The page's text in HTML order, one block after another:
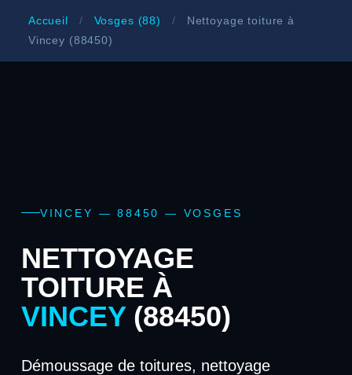
Accueil / Vosges (88) /
Nettoyage toiture à
Vincey (88450)
VINCEY — 88450 — VOSGES
NETTOYAGE
TOITURE À
VINCEY(88450)
Démoussage de toitures, nettoyage